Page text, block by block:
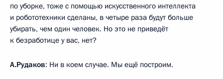
по уборке, тоже с помощью искусственного интеллекта
и робототехники сделаны, в четыре раза будут больше
убирать, чем один человек. Но это не приведёт
к безработице у вас, нет?
А.Рудаков: Ни в коем случае. Мы ещё построим.